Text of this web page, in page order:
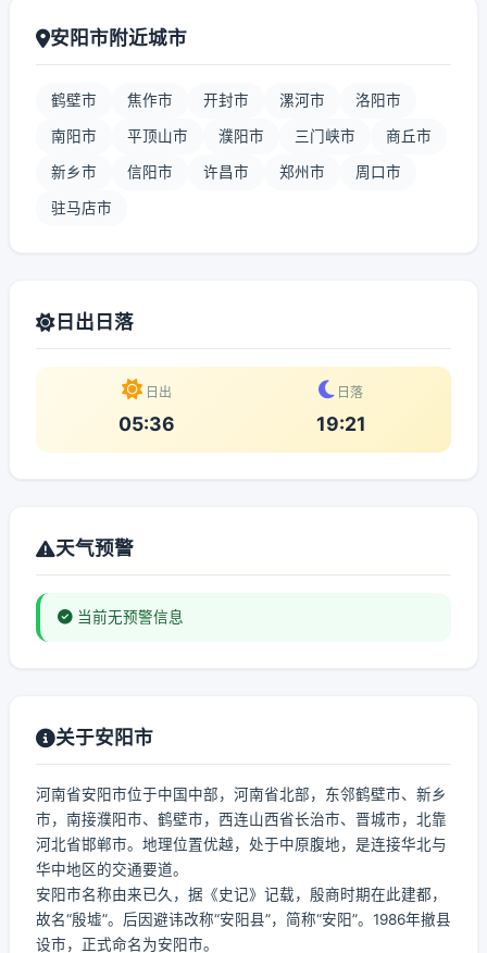
安阳市附近城市
鹤壁市 焦作市 开封市 漯河市 洛阳市
南阳市 平顶山市 濮阳市 三门峡市 商丘市
新乡市 信阳市 许昌市 郑州市 周口市
驻马店市
日出日落
日出
05:36
日落
19:21
天气预警
当前无预警信息
关于安阳市
河南省安阳市位于中国中部，河南省北部，东邻鹤壁市、新乡
市，南接濮阳市、鹤壁市，西连山西省长治市、晋城市，北靠
河北省邯郸市。地理位置优越，处于中原腹地，是连接华北与
华中地区的交通要道。
安阳市名称由来已久，据《史记》记载，殷商时期在此建都，
故名“殷墟”。后因避讳改称“安阳县”，简称“安阳”。1986年撤县
设市，正式命名为安阳市。